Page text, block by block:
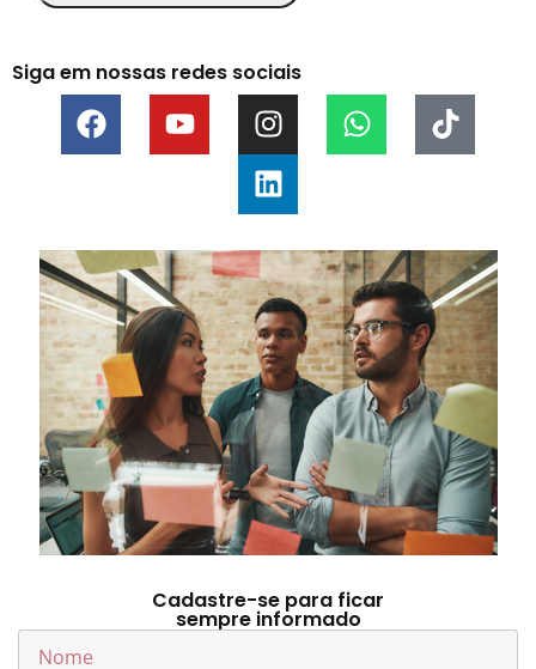
Siga em nossas redes sociais
Cadastre-se para ficar
sempre informado